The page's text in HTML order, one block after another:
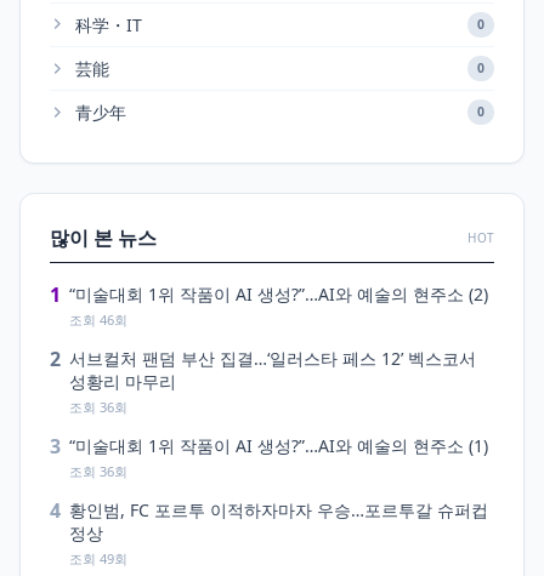
科学・IT 0
芸能 0
青少年 0
많이 본 뉴스 HOT
1 “미술대회 1위 작품이 AI 생성?”…AI와 예술의 현주소 (2)
조회 46회
2 서브컬처 팬덤 부산 집결…‘일러스타 페스 12’ 벡스코서
성황리 마무리
조회 36회
3 “미술대회 1위 작품이 AI 생성?”…AI와 예술의 현주소 (1)
조회 36회
4 황인범, FC 포르투 이적하자마자 우승…포르투갈 슈퍼컵
정상
조회 49회